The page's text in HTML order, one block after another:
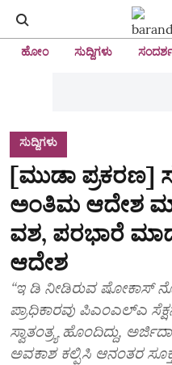
ಹೋಂ ಸುದ್ದಿಗಳು
ಸುದ್ದಿಗಳು
[ಮುಡಾ ಪ್ರಕರಣ]
ಅಂತಿಮ ಆದೇಶ
ವಶ, ಪರಭಾರೆ
ಆದೇಶ
“ಇ ಡಿ ನೀಡಿರುವ ಷೋಕಾಸ್‌
ಪ್ರಾಧಿಕಾರವು ಪಿಎಂಎಲ್‌ಎ
ಸ್ವಾತಂತ್ರ್ಯ ಹೊಂದಿದ್ದು,
ಅವಕಾಶ ಕಲ್ಪಿಸಿ ಆನಂತರ